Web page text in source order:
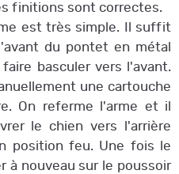
finitions sont correctes.
est très simple. Il suffit
du pontet en métal
basculer vers l'avant.
une cartouche
On referme l'arme et il
le chien vers l'arrière
position feu. Une fois le
à nouveau sur le poussoir